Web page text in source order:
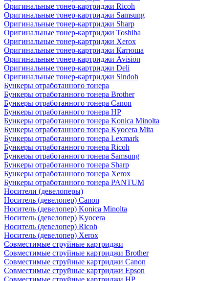
Оригинальные тонер-картриджи Ricoh
Оригинальные тонер-картриджи Samsung
Оригинальные тонер-картриджи Sharp
Оригинальные тонер-картриджи Toshiba
Оригинальные тонер-картриджи Xerox
Оригинальные тонер-картриджи Катюша
Оригинальные тонер-картриджи Avision
Оригинальные тонер-картриджи Deli
Оригинальные тонер-картриджи Sindoh
Бункеры отработанного тонера
Бункеры отработанного тонера Brother
Бункеры отработанного тонера Canon
Бункеры отработанного тонера HP
Бункеры отработанного тонера Konica Minolta
Бункеры отработанного тонера Kyocera Mita
Бункеры отработанного тонера Lexmark
Бункеры отработанного тонера Ricoh
Бункеры отработанного тонера Samsung
Бункеры отработанного тонера Sharp
Бункеры отработанного тонера Xerox
Бункеры отработанного тонера PANTUM
Носители (девелоперы)
Носитель (девелопер) Canon
Носитель (девелопер) Konica Minolta
Носитель (девелопер) Kyocera
Носитель (девелопер) Ricoh
Носитель (девелопер) Xerox
Совместимые струйные картриджи
Совместимые струйные картриджи Brother
Совместимые струйные картриджи Canon
Совместимые струйные картриджи Epson
Совместимые струйные картриджи HP